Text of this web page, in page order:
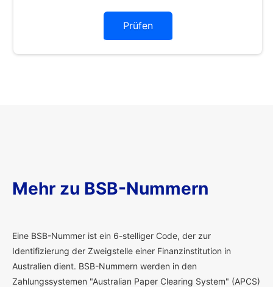
Prüfen
Mehr zu BSB-Nummern
Eine BSB-Nummer ist ein 6-stelliger Code, der zur
Identifizierung der Zweigstelle einer Finanzinstitution in
Australien dient. BSB-Nummern werden in den
Zahlungssystemen "Australian Paper Clearing System" (APCS)